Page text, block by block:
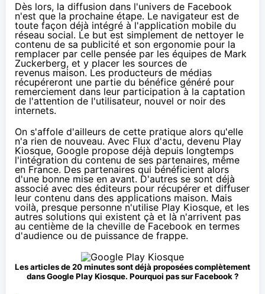
Dès lors, la diffusion dans l'univers de Facebook
n'est que la prochaine étape. Le navigateur est de
toute façon déjà intégré à l'application mobile du
réseau social. Le but est simplement de nettoyer le
contenu de sa publicité et son ergonomie pour la
remplacer par celle pensée par les équipes de Mark
Zuckerberg, et y placer les sources de
revenus maison. Les producteurs de médias
récupéreront une partie du bénéfice généré pour
remerciement dans leur participation à la captation
de l'attention de l'utilisateur, nouvel or noir des
internets.
On s'affole d'ailleurs de cette pratique alors qu'elle
n'a rien de nouveau. Avec Flux d'actu, devenu Play
Kiosque, Google propose déjà depuis longtemps
l'intégration du contenu de ses partenaires, même
en France. Des partenaires qui bénéficient alors
d'une bonne mise en avant. D'autres se sont déjà
associé avec des éditeurs pour récupérer et diffuser
leur contenu dans des applications maison. Mais
voilà, presque personne n'utilise Play Kiosque, et les
autres solutions qui existent çà et là n'arrivent pas
au centième de la cheville de Facebook en termes
d'audience ou de puissance de frappe.
Les articles de 20 minutes sont déjà proposées complètement
dans Google Play Kiosque. Pourquoi pas sur Facebook ?